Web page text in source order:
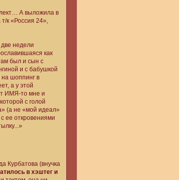
А выложила в
к «Россия 24»,
недели
как
был и сын с
и с бабушкой
на шоппинг в
а у этой
ИМЯ-то мне и
с голой
(а не «мой идеал»
ее откровениями
Курбатова (внучка
в хэштег и